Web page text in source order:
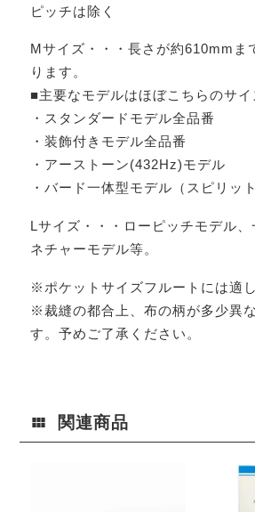
ピッチは除く
Mサイズ・・・長さが約610mmま
ります。
■主要なモデルはほぼこちらのサイ
・スタンダードモデル全品番
・装飾付きモデル全品番
・アーストーン(432Hz)モデル
・バード一体型モデル（スピリッ
Lサイズ・・・ローピッチモデル
ネチャーモデル等。
※ポケットサイズフルートには適し
※裁縫の都合上、布の柄が多少異
す。予めご了承ください。
関連商品